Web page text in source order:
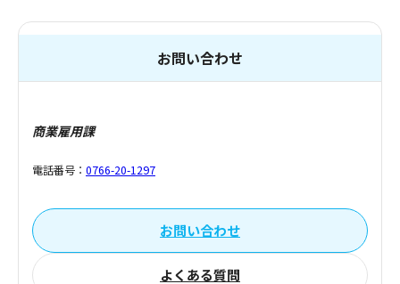
お問い合わせ
商業雇用課
電話番号： 0766-20-1297
お問い合わせ
よくある質問